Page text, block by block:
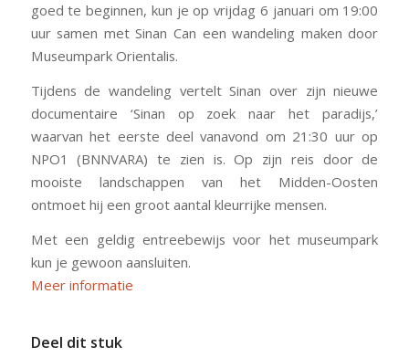
goed te beginnen, kun je op vrijdag 6 januari om 19:00
uur samen met Sinan Can een wandeling maken door
Museumpark Orientalis.
Tijdens de wandeling vertelt Sinan over zijn nieuwe
documentaire ‘Sinan op zoek naar het paradijs,’
waarvan het eerste deel vanavond om 21:30 uur op
NPO1 (BNNVARA) te zien is. Op zijn reis door de
mooiste landschappen van het Midden-Oosten
ontmoet hij een groot aantal kleurrijke mensen.
Met een geldig entreebewijs voor het museumpark
kun je gewoon aansluiten.
Meer informatie
Deel dit stuk